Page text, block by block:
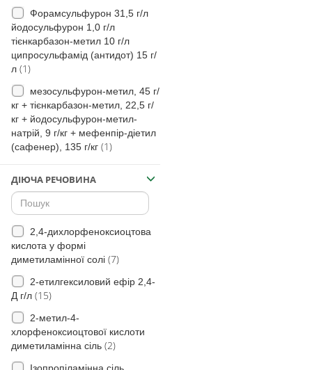
щавель горобиний(15)
щавель кучерявий
щавель туполистий(11)
незабудка польова
кохія вінична(6)
Дескуранія(7)
Злинка (3)
Елевзина індійська
Росичка(види)
Роман собачий(13)
Грицики звичайні
Гібіскус трійчастий
Сухоребрик лікарський
Чорнобривці(1)
Падалиця традиційного
Форамсульфурон 31,5 г/л
йодосульфурон 1,0 г/л
тієнкарбазон-метил 10 г/л
ципросульфамід (антидот) 15 г/
л (1)
мезосульфурон-метил, 45 г/
кг + тієнкарбазон-метил, 22,5 г/
кг + йодосульфурон-метил-
натрій, 9 г/кг + мефенпір-діетил
(сафенер), 135 г/кг (1)
ДІЮЧА РЕЧОВИНА
2,4-дихлорфеноксиоцтова
кислота у формі
диметиламінної солі (7)
2-етилгексиловий ефір 2,4-
Д г/л (15)
2-метил-4-
хлорфеноксиоцтової кислоти
диметиламінна сіль (2)